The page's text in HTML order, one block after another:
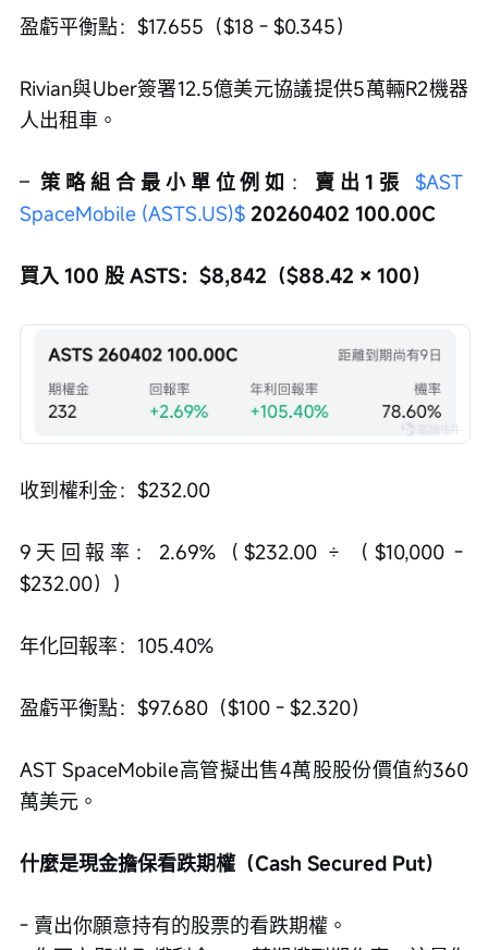
盈虧平衡點：$17.655（$18 - $0.345）
Rivian與Uber簽署12.5億美元協議提供5萬輛R2機器
人出租車。
– 策略組合最小單位例如 ： 賣出1張 $AST
SpaceMobile (ASTS.US)$ 20260402 100.00C
買入 100 股 ASTS：$8,842（$88.42 × 100）
收到權利金：$232.00
9天回報率：2.69%（$232.00 ÷ （$10,000 -
$232.00））
年化回報率：105.40%
盈虧平衡點：$97.680（$100 - $2.320）
AST SpaceMobile高管擬出售4萬股股份價值約360
萬美元。
什麼是現金擔保看跌期權（Cash Secured Put）
- 賣出你願意持有的股票的看跌期權。